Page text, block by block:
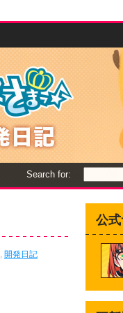
Search for:
, 開発日記
公